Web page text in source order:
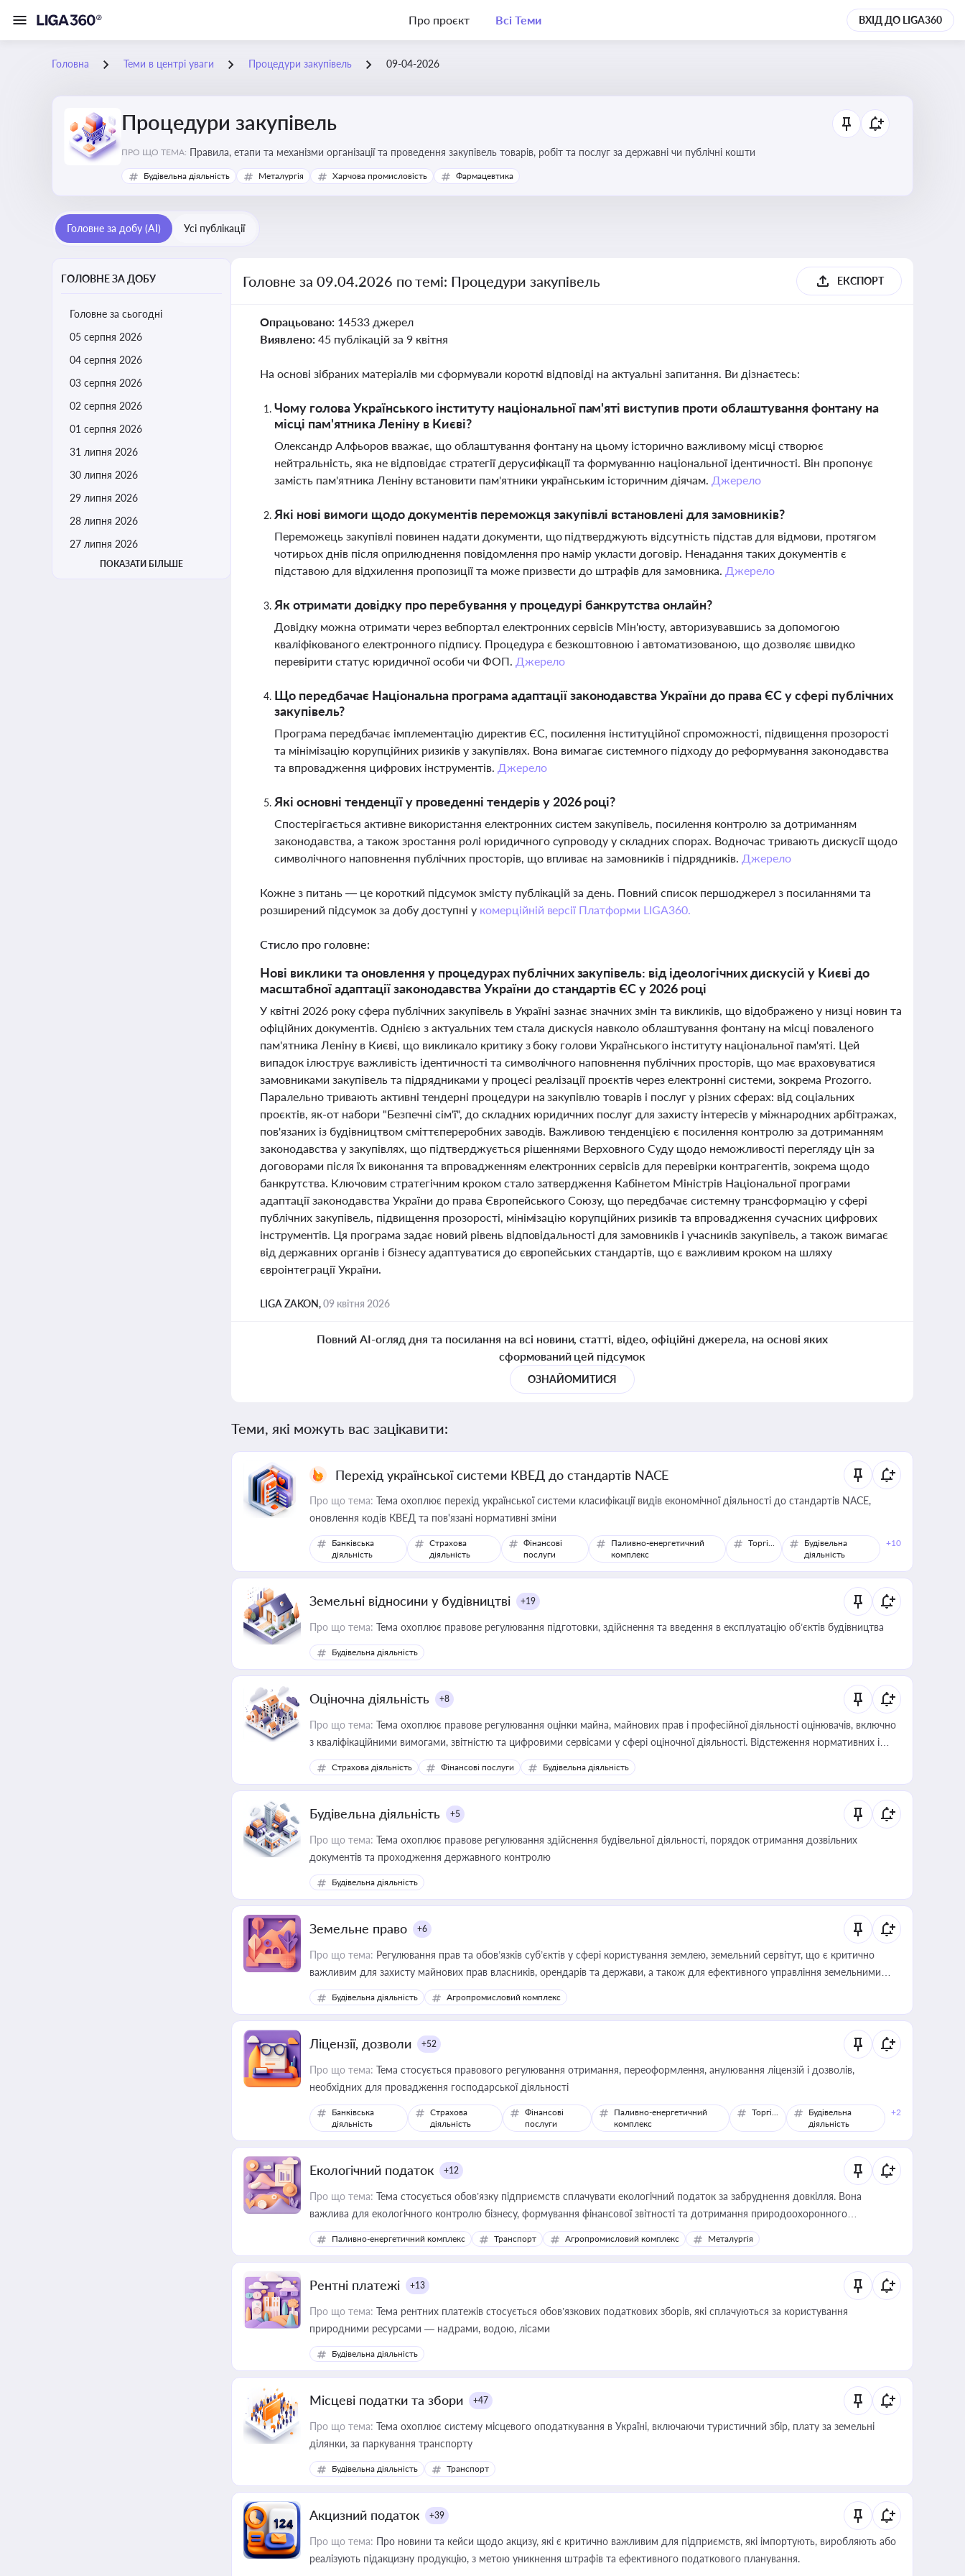
Про проєкт Всі Теми ВХІД ДО LIGA360
Головна Теми в центрі уваги Процедури закупівель 09-04-2026
Процедури закупівель
ПРО ЩО ТЕМА: Правила, етапи та механізми організації та проведення закупівель товарів, робіт та послуг за державні чи публічні кошти
Будівельна діяльність Металургія Харчова промисловість Фармацевтика
Головне за добу (AI) Усі публікації
ГОЛОВНЕ ЗА ДОБУ
Головне за сьогодні
05 серпня 2026
04 серпня 2026
03 серпня 2026
02 серпня 2026
01 серпня 2026
31 липня 2026
30 липня 2026
29 липня 2026
28 липня 2026
27 липня 2026
ПОКАЗАТИ БІЛЬШЕ
Головне за 09.04.2026 по темі: Процедури закупівель ЕКСПОРТ
Опрацьовано: 14533 джерел
Виявлено: 45 публікацій за 9 квітня
На основі зібраних матеріалів ми сформували короткі відповіді на актуальні запитання. Ви дізнаєтесь:
Чому голова Українського інституту національної пам'яті виступив проти облаштування фонтану на
місці пам'ятника Леніну в Києві?
Олександр Алфьоров вважає, що облаштування фонтану на цьому історично важливому місці створює
нейтральність, яка не відповідає стратегії дерусифікації та формуванню національної ідентичності. Він пропонує
замість пам'ятника Леніну встановити пам'ятники українським історичним діячам. Джерело
Які нові вимоги щодо документів переможця закупівлі встановлені для замовників?
Переможець закупівлі повинен надати документи, що підтверджують відсутність підстав для відмови, протягом
чотирьох днів після оприлюднення повідомлення про намір укласти договір. Ненадання таких документів є
підставою для відхилення пропозиції та може призвести до штрафів для замовника. Джерело
Як отримати довідку про перебування у процедурі банкрутства онлайн?
Довідку можна отримати через вебпортал електронних сервісів Мін'юсту, авторизувавшись за допомогою
кваліфікованого електронного підпису. Процедура є безкоштовною і автоматизованою, що дозволяє швидко
перевірити статус юридичної особи чи ФОП. Джерело
Що передбачає Національна програма адаптації законодавства України до права ЄС у сфері публічних
закупівель?
Програма передбачає імплементацію директив ЄС, посилення інституційної спроможності, підвищення прозорості
та мінімізацію корупційних ризиків у закупівлях. Вона вимагає системного підходу до реформування законодавства
та впровадження цифрових інструментів. Джерело
Які основні тенденції у проведенні тендерів у 2026 році?
Спостерігається активне використання електронних систем закупівель, посилення контролю за дотриманням
законодавства, а також зростання ролі юридичного супроводу у складних спорах. Водночас тривають дискусії щодо
символічного наповнення публічних просторів, що впливає на замовників і підрядників. Джерело
Кожне з питань — це короткий підсумок змісту публікацій за день. Повний список першоджерел з посиланнями та
розширений підсумок за добу доступні у комерційній версії Платформи LIGA360.
Стисло про головне:
Нові виклики та оновлення у процедурах публічних закупівель: від ідеологічних дискусій у Києві до
масштабної адаптації законодавства України до стандартів ЄС у 2026 році
У квітні 2026 року сфера публічних закупівель в Україні зазнає значних змін та викликів, що відображено у низці новин та
офіційних документів. Однією з актуальних тем стала дискусія навколо облаштування фонтану на місці поваленого
пам'ятника Леніну в Києві, що викликало критику з боку голови Українського інституту національної пам'яті. Цей
випадок ілюструє важливість ідентичності та символічного наповнення публічних просторів, що має враховуватися
замовниками закупівель та підрядниками у процесі реалізації проєктів через електронні системи, зокрема Prozorro.
Паралельно тривають активні тендерні процедури на закупівлю товарів і послуг у різних сферах: від соціальних
проєктів, як-от набори "Безпечні сім'ї", до складних юридичних послуг для захисту інтересів у міжнародних арбітражах,
пов'язаних із будівництвом сміттєпереробних заводів. Важливою тенденцією є посилення контролю за дотриманням
законодавства у закупівлях, що підтверджується рішеннями Верховного Суду щодо неможливості перегляду цін за
договорами після їх виконання та впровадженням електронних сервісів для перевірки контрагентів, зокрема щодо
банкрутства. Ключовим стратегічним кроком стало затвердження Кабінетом Міністрів Національної програми
адаптації законодавства України до права Європейського Союзу, що передбачає системну трансформацію у сфері
публічних закупівель, підвищення прозорості, мінімізацію корупційних ризиків та впровадження сучасних цифрових
інструментів. Ця програма задає новий рівень відповідальності для замовників і учасників закупівель, а також вимагає
від державних органів і бізнесу адаптуватися до європейських стандартів, що є важливим кроком на шляху
євроінтеграції України.
LIGA ZAKON,09 квітня 2026
Повний AI-огляд дня та посилання на всі новини, статті, відео, офіційні джерела, на основі яких
сформований цей підсумок
ОЗНАЙОМИТИСЯ
Теми, які можуть вас зацікавити:
Перехід української системи КВЕД до стандартів NACE
Про що тема: Тема охоплює перехід української системи класифікації видів економічної діяльності до стандартів NACE,
оновлення кодів КВЕД та пов'язані нормативні зміни
Банківська
діяльність
Страхова
діяльність
Фінансові
послуги
Паливно-енергетичний
комплекс
Торгівля
Будівельна
діяльність
+10
Земельні відносини у будівництві +19
Про що тема: Тема охоплює правове регулювання підготовки, здійснення та введення в експлуатацію об’єктів будівництва
Будівельна діяльність
Оціночна діяльність +8
Про що тема: Тема охоплює правове регулювання оцінки майна, майнових прав і професійної діяльності оцінювачів, включно
з кваліфікаційними вимогами, звітністю та цифровими сервісами у сфері оціночної діяльності. Відстеження нормативних і
медійних змін у цій сфері корисне для власника бізнесу, керівника, юриста або бухгалтера під час оподаткування,
приватизації, оренди державного майна, корпоративних угод і перевірки статусу суб'єктів оціночної діяльності
Страхова діяльність Фінансові послуги Будівельна діяльність
Будівельна діяльність +5
Про що тема: Тема охоплює правове регулювання здійснення будівельної діяльності, порядок отримання дозвільних
документів та проходження державного контролю
Будівельна діяльність
Земельне право +6
Про що тема: Регулювання прав та обов’язків суб’єктів у сфері користування землею, земельний сервітут, що є критично
важливим для захисту майнових прав власників, орендарів та держави, а також для ефективного управління земельними
ресурсами
Будівельна діяльність Агропромисловий комплекс
Ліцензії, дозволи +52
Про що тема: Тема стосується правового регулювання отримання, переоформлення, анулювання ліцензій і дозволів,
необхідних для провадження господарської діяльності
Банківська
діяльність
Страхова
діяльність
Фінансові
послуги
Паливно-енергетичний
комплекс
Торгівля
Будівельна
діяльність
+2
Екологічний податок +12
Про що тема: Тема стосується обов’язку підприємств сплачувати екологічний податок за забруднення довкілля. Вона
важлива для екологічного контролю бізнесу, формування фінансової звітності та дотримання природоохоронного
законодавства
Паливно-енергетичний комплекс Транспорт Агропромисловий комплекс Металургія
Рентні платежі +13
Про що тема: Тема рентних платежів стосується обов’язкових податкових зборів, які сплачуються за користування
природними ресурсами — надрами, водою, лісами
Будівельна діяльність
Місцеві податки та збори +47
Про що тема: Тема охоплює систему місцевого оподаткування в Україні, включаючи туристичний збір, плату за земельні
ділянки, за паркування транспорту
Будівельна діяльність Транспорт
Акцизний податок +39
Про що тема: Про новини та кейси щодо акцизу, які є критично важливим для підприємств, які імпортують, виробляють або
реалізують підакцизну продукцію, з метою уникнення штрафів та ефективного податкового планування.